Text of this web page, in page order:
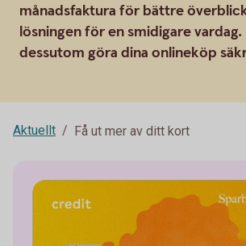
månadsfaktura för bättre
lösningen för en smidigare vardag.
dessutom göra dina onlineköp
Aktuellt Få ut mer av ditt kort